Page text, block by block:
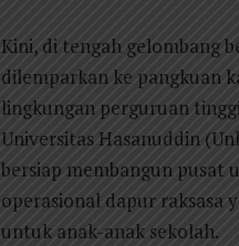
Kini, di tengah gelombang
dilemparkan ke pangkuan
lingkungan perguruan
Universitas Hasanuddin
bersiap membangun pusat
operasional dapur raksasa
untuk anak-anak sekolah.